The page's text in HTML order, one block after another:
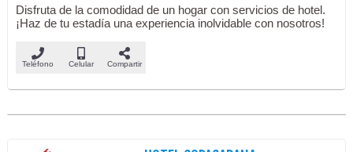
Disfruta de la comodidad de un hogar con servicios de hotel.
¡Haz de tu estadía una experiencia inolvidable con nosotros!
Teléfono Celular Compartir